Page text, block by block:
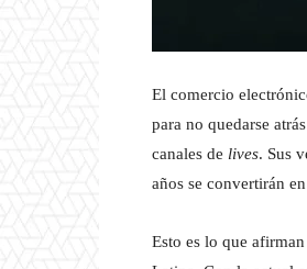
El comercio
para no quedarse
canales de lives. Sus
años se convertirán
Esto es lo que afirman